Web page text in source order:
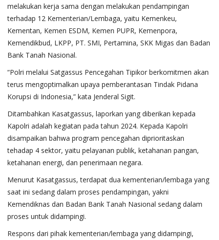
melakukan kerja sama dengan melakukan pendampingan
terhadap 12 Kementerian/Lembaga, yaitu Kemenkeu,
Kementan, Kemen ESDM, Kemen PUPR, Kemenpora,
Kemendikbud, LKPP, PT. SMI, Pertamina, SKK Migas dan Badan
Bank Tanah Nasional.
“Polri melalui Satgassus Pencegahan Tipikor berkomitmen akan
terus mengoptimalkan upaya pemberantasan Tindak Pidana
Korupsi di Indonesia,” kata Jenderal Sigit.
Ditambahkan Kasatgassus, laporkan yang diberikan kepada
Kapolri adalah kegiatan pada tahun 2024. Kepada Kapolri
disampaikan bahwa program pencegahan diprioritaskan
tehadap 4 sektor, yaitu pelayanan publik, ketahanan pangan,
ketahanan energi, dan penerimaan negara.
Menurut Kasatgassus, terdapat dua kementerian/lembaga yang
saat ini sedang dalam proses pendampingan, yakni
Kemendiknas dan Badan Bank Tanah Nasional sedang dalam
proses untuk didampingi.
Respons dari pihak kementerian/lembaga yang didampingi,